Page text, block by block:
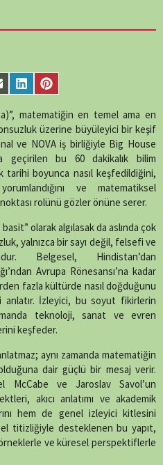
Share
on
LinkedIn
Share
on
Pinterest
matematiğin en temel ama en
üzerine büyüleyici bir keşif
ve NOVA iş birliğiyle Big House
geçirilen bu 60 dakikalık bilim
tarihi boyunca nasıl keşfedildiğini,
ve matematiksel
rolünü gözler önüne serer.
olarak algılasak da aslında çok
yalnızca bir sayı değil, felsefi ve
Belgesel, Hindistan’dan
Avrupa Rönesansı’na kadar
fazla kültürde nasıl doğduğunu
anlatır. İzleyici, bu soyut fikirlerin
teknoloji, sanat ve evren
keşfeder.
aynı zamanda matematiğin
dair güçlü bir mesaj verir.
McCabe ve Jaroslav Savol’un
akıcı anlatımı ve akademik
hem de genel izleyici kitlesini
titizliğiyle desteklenen bu yapıt,
ve küresel perspektiflerle